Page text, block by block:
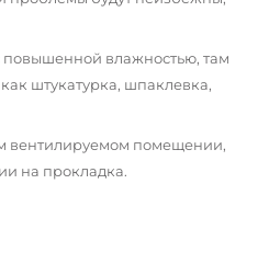
влажностью, там
штукатурка, шпаклевка,
вентилируемом помещении,
на прокладка.